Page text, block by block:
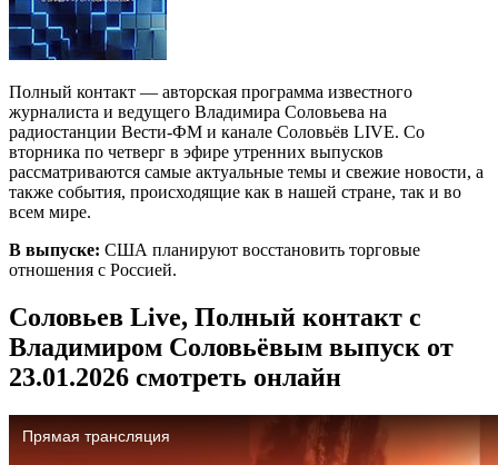
Полный контакт — авторская программа известного
журналиста и ведущего Владимира Соловьева на
радиостанции Вести-ФМ и канале Соловьёв LIVE. Со
вторника по четверг в эфире утренних выпусков
рассматриваются самые актуальные темы и свежие новости, а
также события, происходящие как в нашей стране, так и во
всем мире.
В выпуске: США планируют восстановить торговые
отношения с Россией.
Соловьев Live, Полный контакт с
Владимиром Соловьёвым выпуск от
23.01.2026 смотреть онлайн